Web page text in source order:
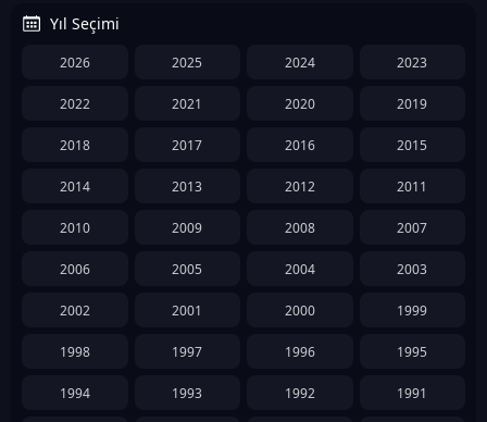
Yıl Seçimi
2026 2025 2024 2023
2022 2021 2020 2019
2018 2017 2016 2015
2014 2013 2012 2011
2010 2009 2008 2007
2006 2005 2004 2003
2002 2001 2000 1999
1998 1997 1996 1995
1994 1993 1992 1991